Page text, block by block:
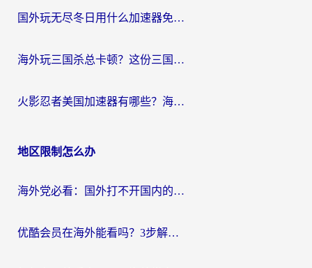
国外玩无尽冬日用什么加速器免费？海外党国服游戏加速避坑指南
海外玩三国杀总卡顿？这份三国杀游戏加速器指南帮你告别延迟烦恼
火影忍者美国加速器有哪些？海外党亲测的国服游戏加速全攻略（含菲律宾玩三国之刃守望黎明技巧）
地区限制怎么办
海外党必看：国外打不开国内的app怎么办？3步解决你的乡愁
优酷会员在海外能看吗？3步解决海外追剧难题，附实测好用加速器推荐